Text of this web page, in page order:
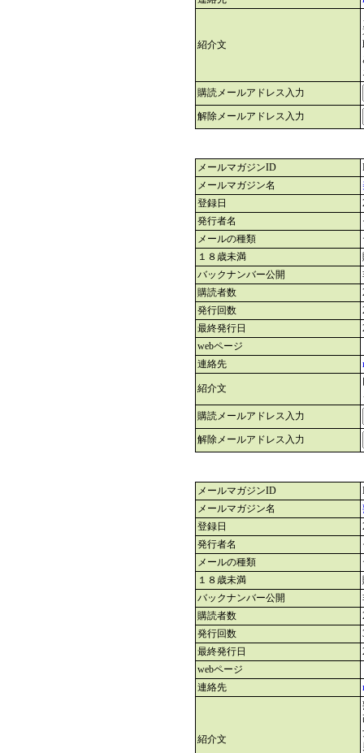
紹介文
購読メールアドレス入力
解除メールアドレス入力
メールマガジンID
メールマガジン名
登録日
発行者名
メールの種類
１８歳未満
バックナンバー公開
購読者数
発行回数
最終発行日
webページ
連絡先
紹介文
購読メールアドレス入力
解除メールアドレス入力
メールマガジンID
メールマガジン名
登録日
発行者名
メールの種類
１８歳未満
バックナンバー公開
購読者数
発行回数
最終発行日
webページ
連絡先
紹介文